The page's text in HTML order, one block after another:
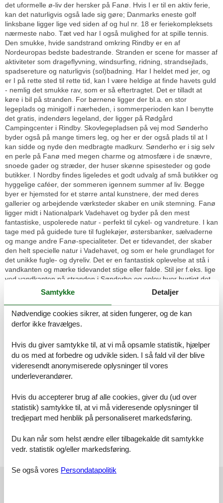
det uformelle ø-liv der hersker på Fanø. Hvis I er til en aktiv ferie,
kan det naturligvis også lade sig gøre; Danmarks eneste golf
linksbane ligger lige ved siden af og hul nr. 18 er feriekompleksets
nærmeste nabo. Tæt ved har I også mulighed for at spille tennis.
Den smukke, hvide sandstrand omkring Rindby er en af
Nordeuropas bedste badestrande. Stranden er scene for masser af
aktiviteter som drageflyvning, windsurfing, ridning, strandsejlads,
spadsereture og naturligvis (sol)badning. Har I heldet med jer, og
er I på rette sted til rette tid, kan I være heldige at finde havets guld
- nemlig det smukke rav, som er så eftertragtet. Det er tilladt at
køre i bil på stranden. For børnene ligger der bl.a. en stor
legeplads og minigolf i nærheden, i sommerperioden kan I benytte
det gratis, indendørs legeland, der ligger på Rødgård
Campingcenter i Rindby. Skovlegepladsen på vej mod Sønderho
byder også på mange timers leg, og her er der også plads til at I
kan sidde og nyde den medbragte madkurv. Sønderho er i sig selv
en perle på Fanø med megen charme og atmosfære i de snævre,
snoede gader og stræder, der huser skønne spisesteder og gode
butikker. I Nordby findes ligeledes et godt udvalg af små butikker og
hyggelige caféer, der sommeren igennem summer af liv. Begge
byer er hjemsted for et større antal kunstnere, der med deres
gallerier og arbejdende værksteder skaber en unik stemning. Fanø
ligger midt i Nationalpark Vadehavet og byder på den mest
fantastiske, uspolerede natur - perfekt til cykel- og vandreture. I kan
tage med på guidede ture til fuglekøjer, østersbanker, sælvaderne
og mange andre Fanø-specialiteter. Det er tidevandet, der skaber
den helt specielle natur i Vadehavet, og som er hele grundlaget for
det unikke fugle- og dyreliv. Det er en fantastisk oplevelse at stå i
vandkanten og mærke tidevandet stige eller falde. Stil jer f.eks. lige
ved vandkanten på stranden i Sønderho og oplev hvor hurtigt det
går. Her venter jer en ferie med afslapning, aktiviteter, oplevelser,
kultur og utrolig smuk natur!
Rumindretning
Feriebolig
Soveværelse, 2 personer
Badeværelse
WC. Varmt og koldt vand, Bruser
Sovehems, 2 personer
Køkken-alrum, 2 personer
Sofa, madras eller lignende
Terrasse
Altan
Vores gæsteanmeldelser
Samtykke Detaljer
Nødvendige cookies sikrer, at siden fungerer, og de kan
derfor ikke fravælges.
Hvis du giver samtykke til, at vi må opsamle statistik, hjælper
du os med at forbedre og udvikle siden. I så fald vil der blive
videresendt anonymiserede oplysninger til vores
underleverandører.
Hvis du accepterer brug af alle cookies, giver du (ud over
statistik) samtykke til, at vi må videresende oplysninger til
tredjepart med henblik på personaliseret markedsføring.
Du kan når som helst ændre eller tilbagekalde dit samtykke
vedr. statistik og/eller markedsføring.
Se også vores Persondatapolitik